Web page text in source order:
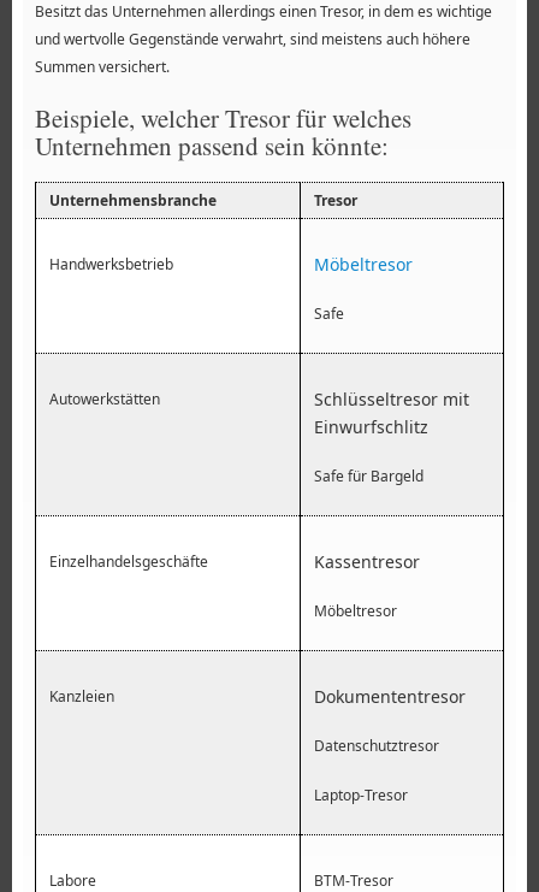
Besitzt das Unternehmen allerdings einen Tresor, in dem es wichtige
und wertvolle Gegenstände verwahrt, sind meistens auch höhere
Summen versichert.
Beispiele, welcher Tresor für welches
Unternehmen passend sein könnte:
Unternehmensbranche Tresor
Handwerksbetrieb Möbeltresor
Safe
Autowerkstätten
Schlüsseltresor mit
Einwurfschlitz
Safe für Bargeld
Einzelhandelsgeschäfte Kassentresor
Möbeltresor
Kanzleien Dokumententresor
Datenschutztresor
Laptop-Tresor
Labore BTM-Tresor